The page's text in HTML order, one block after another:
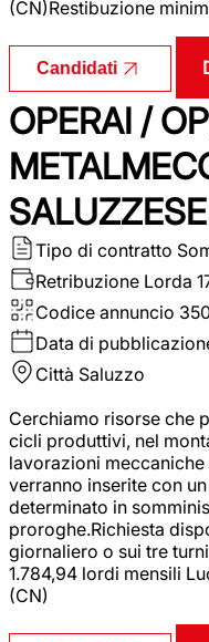
(CN)Restibuzione
Candidati
OPERAI /
SALUZZESE
Tipo di contratto
Retribuzione Lorda
Codice annuncio
Data di
Città Saluzzo
Cerchiamo risorse che
cicli produttivi, nel
lavorazioni
verranno inserite con
determinato in
proroghe.Richiesta
giornaliero o sui tre
1.784,94 lordi mensili
(CN)